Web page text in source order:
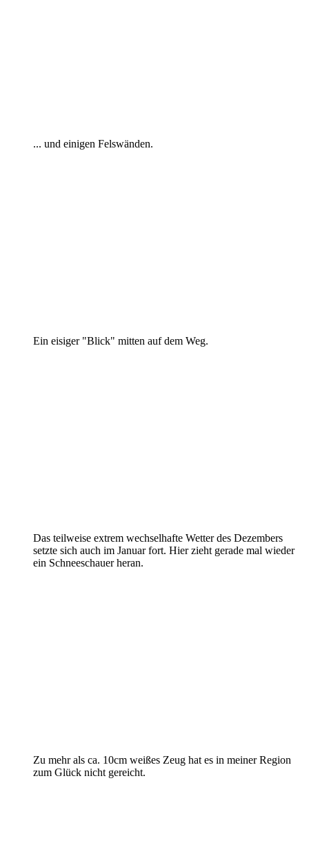
... und einigen Felswänden.
Ein eisiger "Blick" mitten auf dem Weg.
Das teilweise extrem wechselhafte Wetter des Dezembers
setzte sich auch im Januar fort. Hier zieht gerade mal wieder
ein Schneeschauer heran.
Zu mehr als ca. 10cm weißes Zeug hat es in meiner Region
zum Glück nicht gereicht.